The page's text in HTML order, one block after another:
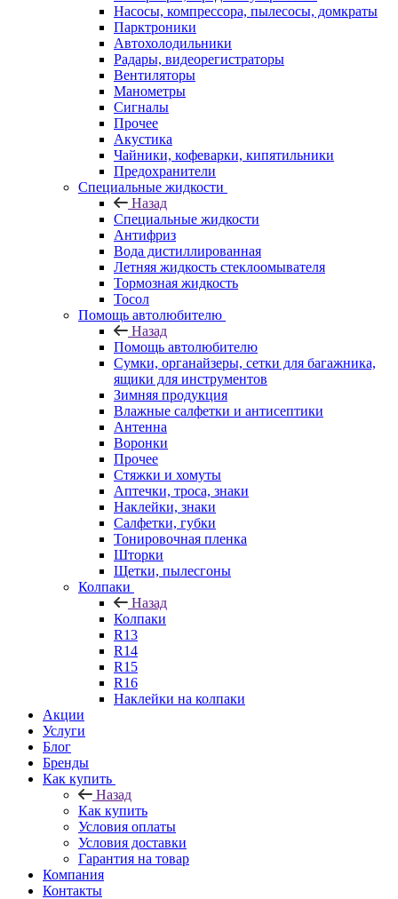
Насосы, компрессора, пылесосы, домкраты
Парктроники
Автохолодильники
Радары, видеорегистраторы
Вентиляторы
Манометры
Сигналы
Прочее
Акустика
Чайники, кофеварки, кипятильники
Предохранители
Специальные жидкости
Назад
Специальные жидкости
Антифриз
Вода дистиллированная
Летняя жидкость стеклоомывателя
Тормозная жидкость
Тосол
Помощь автолюбителю
Назад
Помощь автолюбителю
Сумки, органайзеры, сетки для багажника,
ящики для инструментов
Зимняя продукция
Влажные салфетки и антисептики
Антенна
Воронки
Прочее
Стяжки и хомуты
Аптечки, троса, знаки
Наклейки, знаки
Салфетки, губки
Тонировочная пленка
Шторки
Щетки, пылесгоны
Колпаки
Назад
Колпаки
R13
R14
R15
R16
Наклейки на колпаки
Акции
Услуги
Блог
Бренды
Как купить
Назад
Как купить
Условия оплаты
Условия доставки
Гарантия на товар
Компания
Контакты